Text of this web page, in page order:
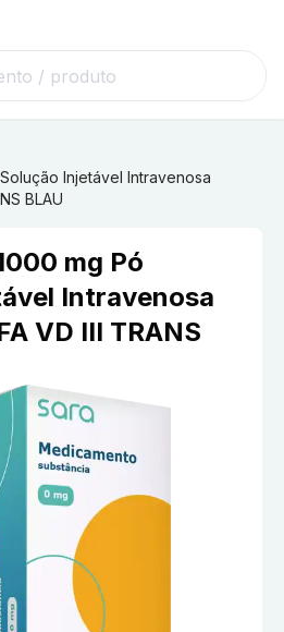
Injetável Intravenosa
BLAU
mg Pó
Intravenosa
VD III TRANS